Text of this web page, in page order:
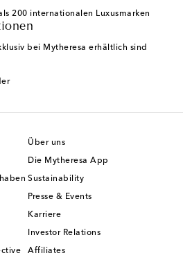
200 internationalen Luxusmarken
bei Mytheresa erhältlich sind
Über uns
Die Mytheresa App
Sustainability
Presse & Events
Karriere
Investor Relations
Affiliates